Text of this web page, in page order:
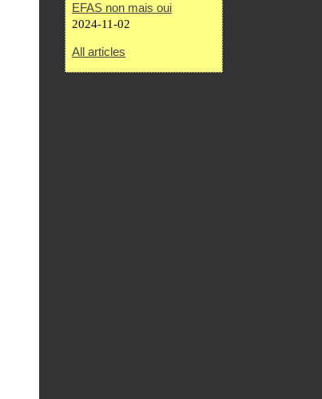
EFAS non mais oui
2024-11-02
All articles